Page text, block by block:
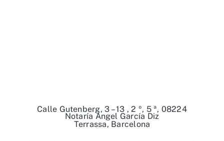
Notaría Angel García Diz
Calle Gutenberg, 3 – 13 , 2 º, 5 ª, 08224
Terrassa, Barcelona